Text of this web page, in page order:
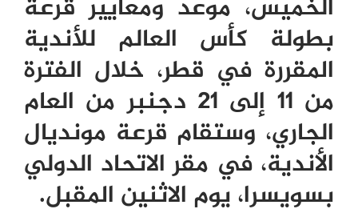
الخميس، موعد ومعايير قرعة
بطولة كأس العالم للأندية
المقررة في قطر، خلال الفترة
من 11 إلى 21 دجنبر من العام
الجاري، وستقام قرعة مونديال
الأندية، في مقر الاتحاد الدولي
بسويسرا، يوم الاثنين المقبل.